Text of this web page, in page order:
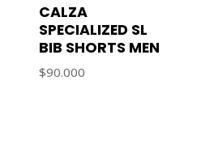
CALZA
SPECIALIZED SL
BIB SHORTS MEN
$90.000